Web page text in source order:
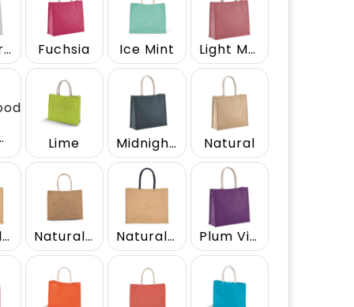
Cool Grey Fuchsia Ice Mint Light Marsala
Lime Midnight Blue Natural
Natural / Black Natural / Gold Natural / Navy Plum Violet